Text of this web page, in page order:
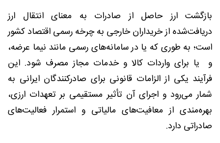
بازگشت ارز حاصل از صادرات به معنای انتقال ارز
دریافت‌شده از خریداران خارجی به چرخه رسمی اقتصاد کشور
است؛ به طوری که یا در سامانه‌های رسمی مانند نیما عرضه،
و یا برای واردات کالا و خدمات مجاز مصرف شود. این
فرآیند یکی از الزامات قانونی برای صادرکنندگان ایرانی به
شمار می‌رود و اجرای آن تأثیر مستقیمی بر تعهدات ارزی،
بهره‌مندی از معافیت‌های مالیاتی و استمرار فعالیت‌های
صادراتی دارد.